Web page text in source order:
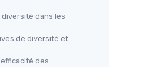
dans les
de diversité et
des